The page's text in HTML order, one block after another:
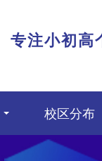
专注小初高
校区分布